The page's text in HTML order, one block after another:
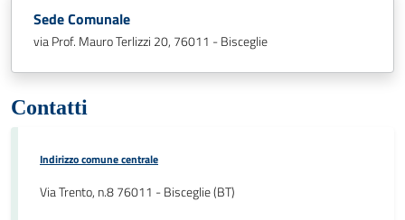
Sede Comunale
via Prof. Mauro Terlizzi 20, 76011 - Bisceglie
Contatti
Indirizzo comune centrale
Via Trento, n.8 76011 - Bisceglie (BT)